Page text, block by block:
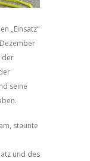
„Einsatz“
der
seine
staunte
und des